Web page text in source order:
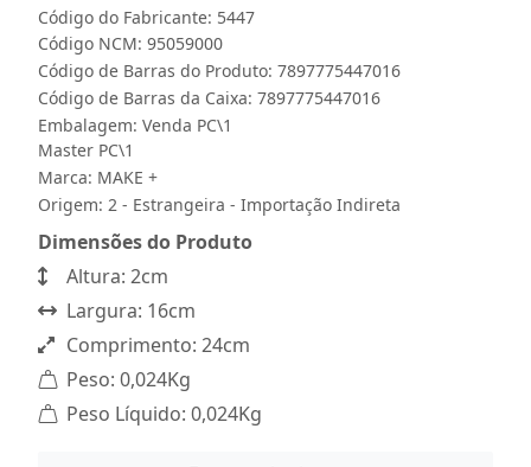
Código do Fabricante: 5447
Código NCM: 95059000
Código de Barras do Produto: 7897775447016
Código de Barras da Caixa: 7897775447016
Embalagem: Venda PC\1
Master PC\1
Marca: MAKE +
Origem: 2 - Estrangeira - Importação Indireta
Dimensões do Produto
Altura: 2cm
Largura: 16cm
Comprimento: 24cm
Peso: 0,024Kg
Peso Líquido: 0,024Kg